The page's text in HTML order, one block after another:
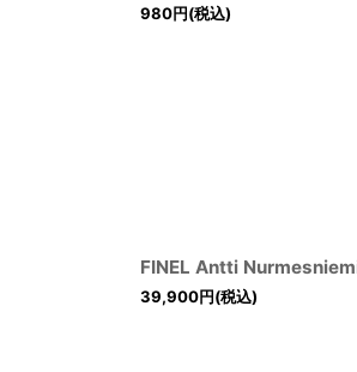
980円(税込)
FINEL Antti
39,900円(税込)